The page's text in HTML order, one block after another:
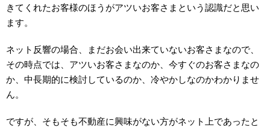
きてくれたお客様のほうがアツいお客さまという認識だと思い
ます。
ネット反響の場合、まだお会い出来ていないお客さまなので、
その時点では、アツいお客さまなのか、今すぐのお客さまなの
か、中長期的に検討しているのか、冷やかしなのかわかりませ
ん。
ですが、そもそも不動産に興味がない方がネット上であったと